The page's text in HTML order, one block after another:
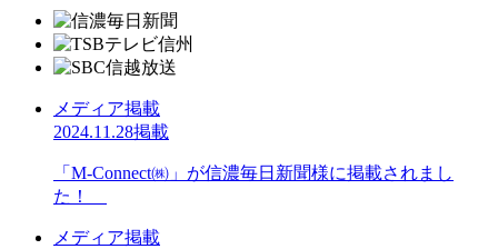
メディア掲載
2024.11.28掲載
「M-Connect㈱」が信濃毎日新聞様に掲載されまし
た！
メディア掲載